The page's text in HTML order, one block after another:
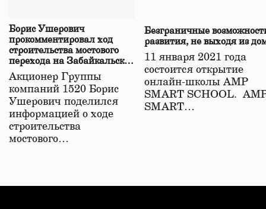
Борис Ушерович
прокомментировал ход
строительства мостового
перехода на Забайкальской
железной дороге
Акционер Группы
компаний 1520 Борис
Ушерович поделился
информацией о ходе
строительства
мостового…
Безграничные
развития, не выходя из
11 января 2021 года
состоится открытие
онлайн-школы АМР
SMART SCHOOL.
SMART…